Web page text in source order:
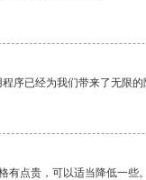
序已经为我们带来了无限的
有点贵，可以适当降低一些